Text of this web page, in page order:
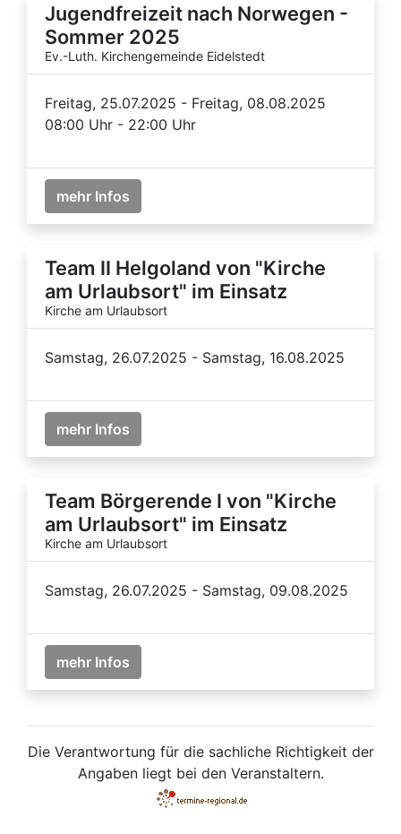
Jugendfreizeit nach Norwegen -
Sommer 2025
Ev.-Luth. Kirchengemeinde Eidelstedt
Freitag, 25.07.2025 - Freitag, 08.08.2025
08:00 Uhr - 22:00 Uhr
mehr Infos
Team II Helgoland von "Kirche
am Urlaubsort" im Einsatz
Kirche am Urlaubsort
Samstag, 26.07.2025 - Samstag, 16.08.2025
mehr Infos
Team Börgerende I von "Kirche
am Urlaubsort" im Einsatz
Kirche am Urlaubsort
Samstag, 26.07.2025 - Samstag, 09.08.2025
mehr Infos
Die Verantwortung für die sachliche Richtigkeit der
Angaben liegt bei den Veranstaltern.